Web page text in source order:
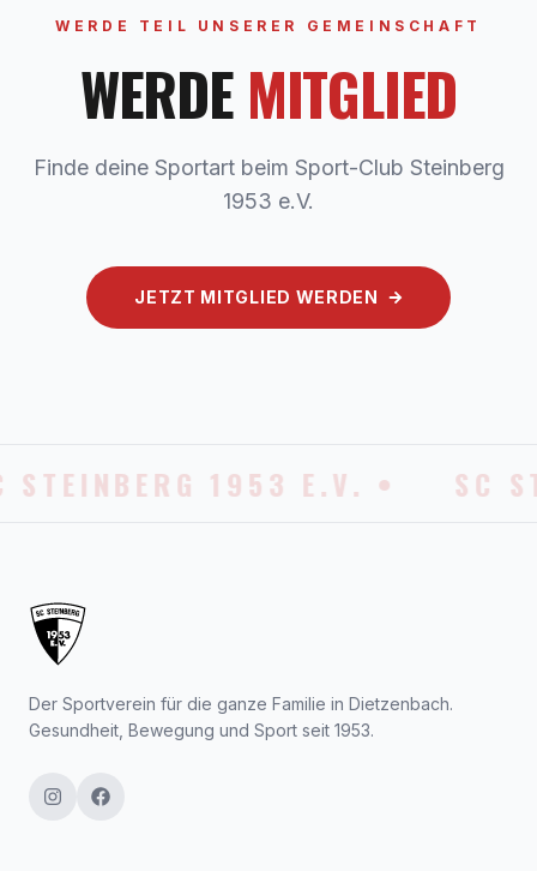
WERDE TEIL UNSERER GEMEINSCHAFT
WERDEMITGLIED
Finde deine Sportart beim Sport-Club Steinberg
1953 e.V.
JETZT MITGLIED WERDEN
STEINBERG 1953 E.V. • SC
Der Sportverein für die ganze Familie in Dietzenbach.
Gesundheit, Bewegung und Sport seit 1953.